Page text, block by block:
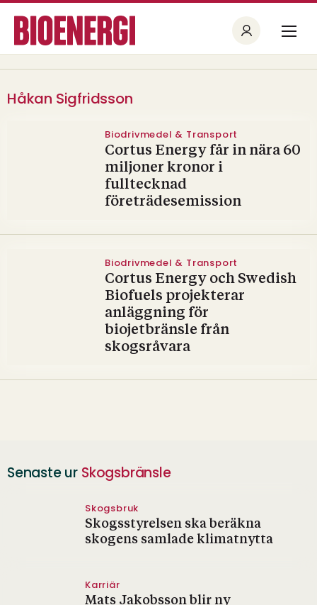
Håkan Sigfridsson
Biodrivmedel & Transport
Cortus Energy får in nära 60
miljoner kronor i
fulltecknad
företrädesemission
Biodrivmedel & Transport
Cortus Energy och Swedish
Biofuels projekterar
anläggning för
biojetbränsle från
skogsråvara
Senaste ur Skogsbränsle
Skogsbruk
Skogsstyrelsen ska beräkna
skogens samlade klimatnytta
Karriär
Mats Jakobsson blir ny